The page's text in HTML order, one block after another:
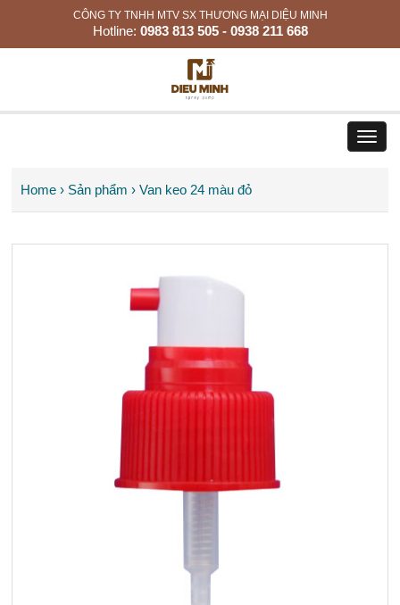
CÔNG TY TNHH MTV SX THƯƠNG MẠI DIỆU MINH
Hotline: 0983 813 505 - 0938 211 668
Home › Sản phẩm › Van keo 24 màu đỏ